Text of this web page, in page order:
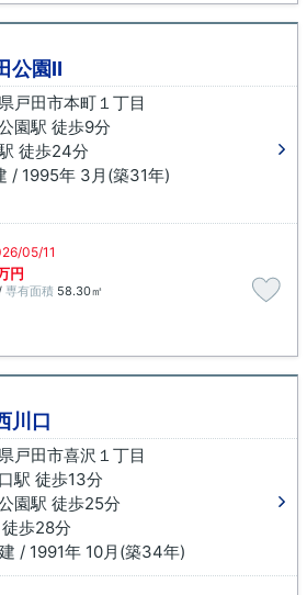
公園Ⅱ
戸田市本町１丁目
園駅 徒歩9分
徒歩24分
/ 1995年 3月(築31年)
05/11
円
専有面積 58.30㎡
川口
戸田市喜沢１丁目
駅 徒歩13分
園駅 徒歩25分
歩28分
/ 1991年 10月(築34年)